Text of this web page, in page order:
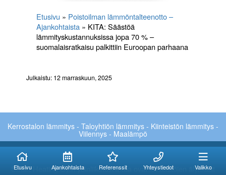
Etusivu Ajankohtaista Referenssit Yhteystiedot Valikko
Etusivu » Poistoilman lämmöntalteenotto –
Ajankohtaista » KITA: Säästöä
lämmityskustannuksissa jopa 70 % –
suomalaisratkaisu palkittiin Euroopan parhaana
Julkaistu: 12 marraskuun, 2025
Kerrostalon lämmitys - Taloyhtiön lämmitys - Kiinteistön lämmitys -
Viilennys - Maalämpö
Smart Heating Oy:n ydinliiketoimintaa ovat kiinteistöjen älykkäät
Kuinka voimme
Kuinka voimme